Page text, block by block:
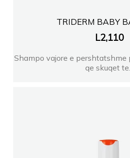
TRIDERM BABY
L2,110
Shampo vajore e pershtatshme
qe skuqet